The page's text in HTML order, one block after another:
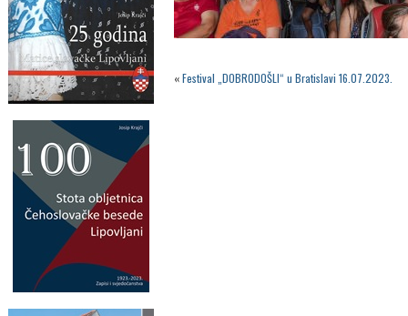
«Festival „DOBRODOŠLI“ u Bratislavi 16.07.2023.